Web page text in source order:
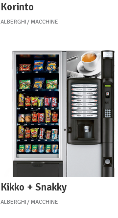
Korinto
ALBERGHI MACCHINE
Kikko + Snakky
ALBERGHI MACCHINE